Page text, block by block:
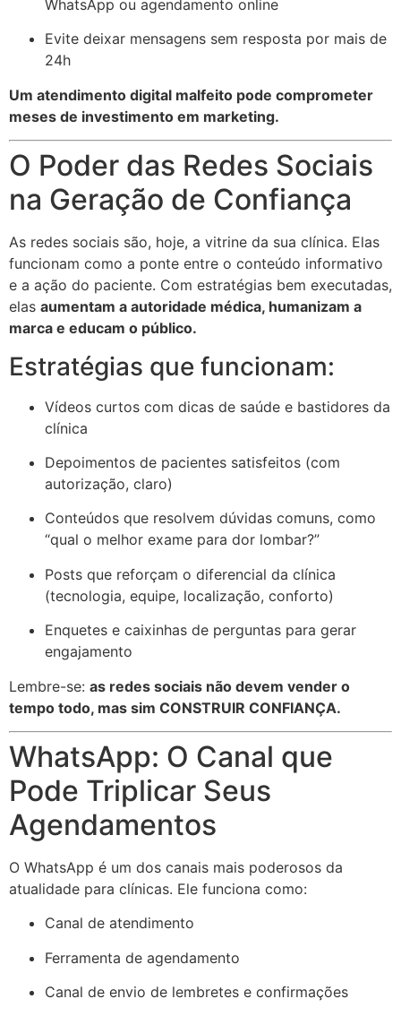
WhatsApp ou agendamento online
Evite deixar mensagens sem resposta por mais de
24h
Um atendimento digital malfeito pode comprometer
meses de investimento em marketing.
O Poder das Redes Sociais
na Geração de Confiança
As redes sociais são, hoje, a vitrine da sua clínica. Elas
funcionam como a ponte entre o conteúdo informativo
e a ação do paciente. Com estratégias bem executadas,
elas aumentam a autoridade médica, humanizam a
marca e educam o público.
Estratégias que funcionam:
Vídeos curtos com dicas de saúde e bastidores da
clínica
Depoimentos de pacientes satisfeitos (com
autorização, claro)
Conteúdos que resolvem dúvidas comuns, como
“qual o melhor exame para dor lombar?”
Posts que reforçam o diferencial da clínica
(tecnologia, equipe, localização, conforto)
Enquetes e caixinhas de perguntas para gerar
engajamento
Lembre-se: as redes sociais não devem vender o
tempo todo, mas sim CONSTRUIR CONFIANÇA.
WhatsApp: O Canal que
Pode Triplicar Seus
Agendamentos
O WhatsApp é um dos canais mais poderosos da
atualidade para clínicas. Ele funciona como:
Canal de atendimento
Ferramenta de agendamento
Canal de envio de lembretes e confirmações